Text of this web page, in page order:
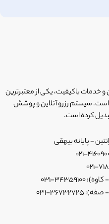
خدمات باکیفیت، یکی از معتبرترین
است. سیستم رزرو آنلاین و پوشش
کرده است.
- پایانه بیهقی
031
031